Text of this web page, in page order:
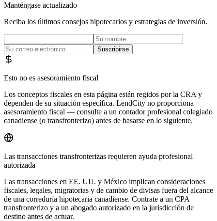
Manténgase actualizado
Reciba los últimos consejos hipotecarios y estrategias de inversión.
Suscribirse
Esto no es asesoramiento fiscal
Los conceptos fiscales en esta página están regidos por la CRA y
dependen de su situación específica. LendCity no proporciona
asesoramiento fiscal — consulte a un contador profesional colegiado
canadiense (o transfronterizo) antes de basarse en lo siguiente.
Las transacciones transfronterizas requieren ayuda profesional
autorizada
Las transacciones en EE. UU. y México implican consideraciones
fiscales, legales, migratorias y de cambio de divisas fuera del alcance
de una correduría hipotecaria canadiense. Contrate a un CPA
transfronterizo y a un abogado autorizado en la jurisdicción de
destino antes de actuar.